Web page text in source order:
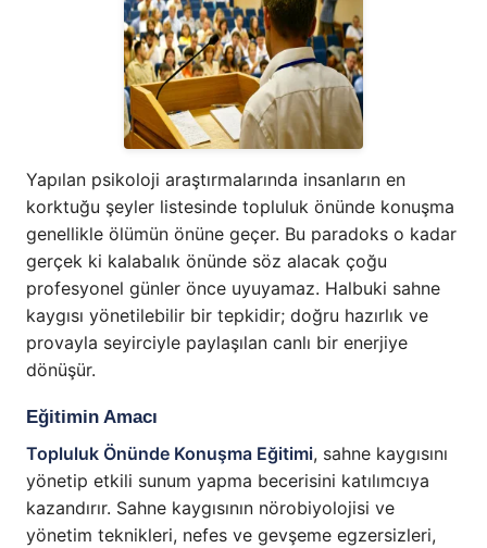
Yapılan psikoloji araştırmalarında insanların en
korktuğu şeyler listesinde topluluk önünde konuşma
genellikle ölümün önüne geçer. Bu paradoks o kadar
gerçek ki kalabalık önünde söz alacak çoğu
profesyonel günler önce uyuyamaz. Halbuki sahne
kaygısı yönetilebilir bir tepkidir; doğru hazırlık ve
provayla seyirciyle paylaşılan canlı bir enerjiye
dönüşür.
Eğitimin Amacı
Topluluk Önünde Konuşma Eğitimi, sahne kaygısını
yönetip etkili sunum yapma becerisini katılımcıya
kazandırır. Sahne kaygısının nörobiyolojisi ve
yönetim teknikleri, nefes ve gevşeme egzersizleri,